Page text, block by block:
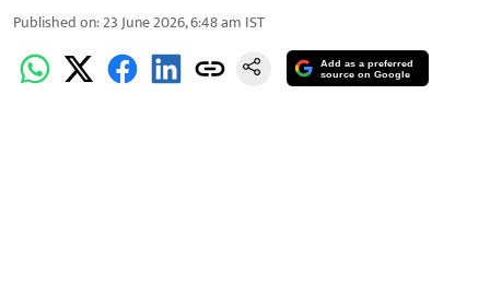
Published on:23 June 2026, 6:48 am IST
Add as a preferred
source on Google